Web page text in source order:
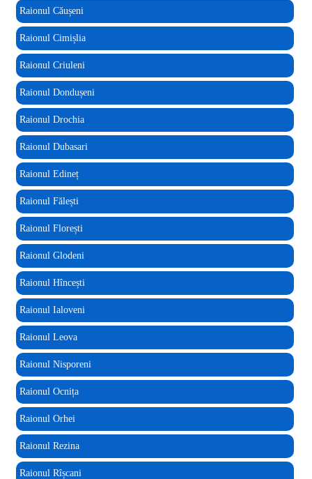
Raionul Căușeni
Raionul Cimișlia
Raionul Criuleni
Raionul Dondușeni
Raionul Drochia
Raionul Dubasari
Raionul Edineț
Raionul Fălești
Raionul Florești
Raionul Glodeni
Raionul Hîncești
Raionul Ialoveni
Raionul Leova
Raionul Nisporeni
Raionul Ocnița
Raionul Orhei
Raionul Rezina
Raionul Rîșcani